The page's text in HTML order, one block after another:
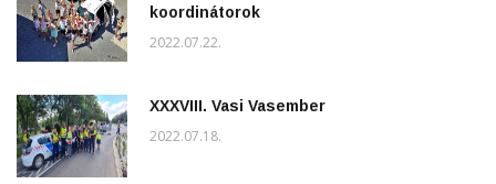
koordinátorok
2022.07.22.
XXXVIII. Vasi Vasember
2022.07.18.